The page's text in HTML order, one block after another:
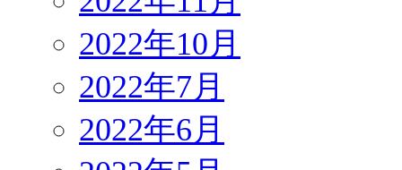
2022年10月
2022年7月
2022年6月